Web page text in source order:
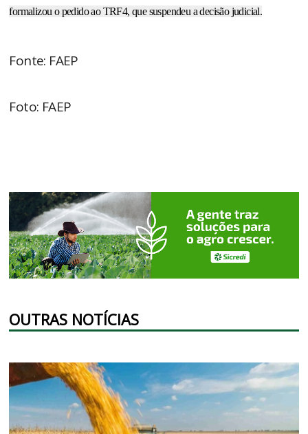
formalizou o pedido ao TRF4, que suspendeu a decisão judicial.
Fonte: FAEP
Foto: FAEP
OUTRAS NOTÍCIAS